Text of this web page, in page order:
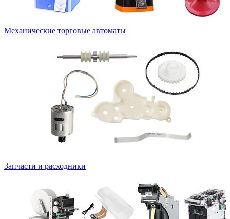
Механические торговые автоматы
Запчасти и расходники